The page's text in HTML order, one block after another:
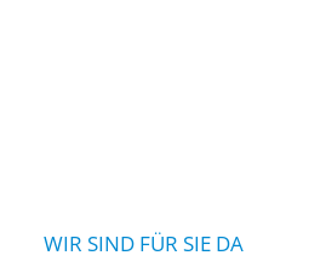
WIR SIND FÜR SIE DA